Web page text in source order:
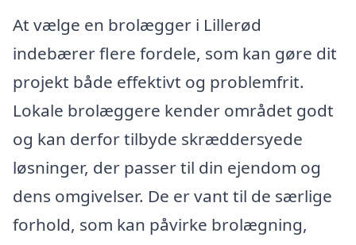
At vælge en brolægger i Lillerød
indebærer flere fordele, som kan gøre dit
projekt både effektivt og problemfrit.
Lokale brolæggere kender området godt
og kan derfor tilbyde skræddersyede
løsninger, der passer til din ejendom og
dens omgivelser. De er vant til de særlige
forhold, som kan påvirke brolægning,